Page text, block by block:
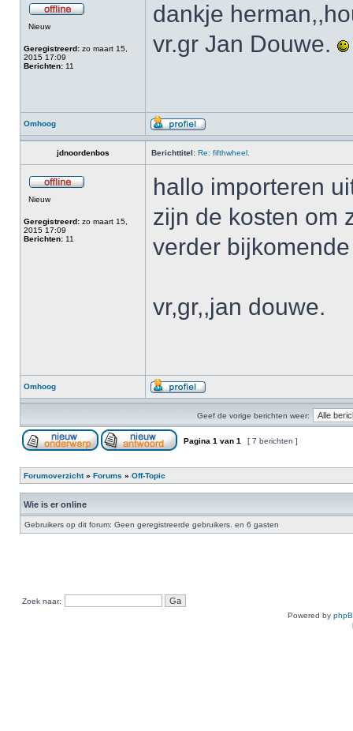
Nieuw
Geregistreerd: zo maart 15,
2015 17:09
Berichten: 11
dankje
vr.gr Jan Douwe.
Omhoog
jdnoordenbos Berichttitel: Re: fifthwheel.
Nieuw
Geregistreerd: zo maart 15,
2015 17:09
Berichten: 11
hallo importeren
zijn de kosten om
verder
vr,gr,,jan douwe.
Omhoog
Geef de vorige berichten weer:
Pagina 1 van 1 [ 7 berichten ]
Forumoverzicht» Forums » Off-Topic
Wie is er online
Gebruikers op dit forum: Geen geregistreerde gebruikers. en 6 gasten
Zoek naar:
Powered by